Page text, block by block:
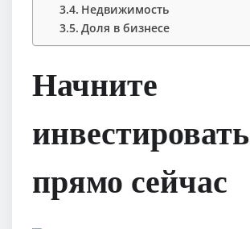
Недвижимость
Доля в бизнесе
Начните
инвестировать
прямо сейчас